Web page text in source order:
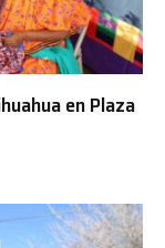
en Plaza